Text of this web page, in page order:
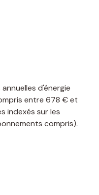
d'énergie
entre 678 € et
indexés sur les
compris).